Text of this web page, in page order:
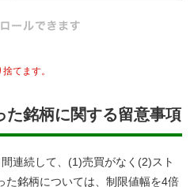
てます。
た銘柄に関する留意事項
連続して、(1)売買がなく(2)スト
た銘柄については、制限値幅を4倍